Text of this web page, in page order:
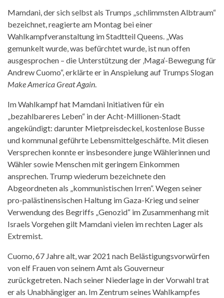
Mamdani, der sich selbst als Trumps „schlimmsten Albtraum“
bezeichnet, reagierte am Montag bei einer
Wahlkampfveranstaltung im Stadtteil Queens. „Was
gemunkelt wurde, was befürchtet wurde, ist nun offen
ausgesprochen – die Unterstützung der ‚Maga‘-Bewegung für
Andrew Cuomo“, erklärte er in Anspielung auf Trumps Slogan
Make America Great Again.
Im Wahlkampf hat Mamdani Initiativen für ein
„bezahlbareres Leben“ in der Acht-Millionen-Stadt
angekündigt: darunter Mietpreisdeckel, kostenlose Busse
und kommunal geführte Lebensmittelgeschäfte. Mit diesen
Versprechen konnte er insbesondere junge Wählerinnen und
Wähler sowie Menschen mit geringem Einkommen
ansprechen. Trump wiederum bezeichnete den
Abgeordneten als „kommunistischen Irren“. Wegen seiner
pro-palästinensischen Haltung im Gaza-Krieg und seiner
Verwendung des Begriffs „Genozid“ im Zusammenhang mit
Israels Vorgehen gilt Mamdani vielen im rechten Lager als
Extremist.
Cuomo, 67 Jahre alt, war 2021 nach Belästigungsvorwürfen
von elf Frauen von seinem Amt als Gouverneur
zurückgetreten. Nach seiner Niederlage in der Vorwahl trat
er als Unabhängiger an. Im Zentrum seines Wahlkampfes